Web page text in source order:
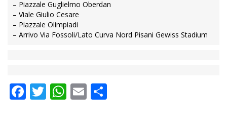
– Piazzale Guglielmo Oberdan
– Viale Giulio Cesare
– Piazzale Olimpiadi
– Arrivo Via Fossoli/Lato Curva Nord Pisani Gewiss Stadium
Facebook
Twitter
WhatsApp
Email